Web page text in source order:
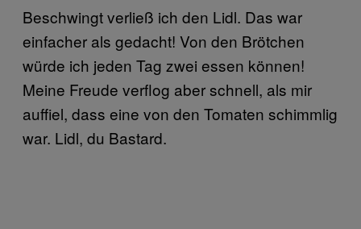
Beschwingt verließ ich den Lidl. Das war
einfacher als gedacht! Von den Brötchen
würde ich jeden Tag zwei essen können!
Meine Freude verflog aber schnell, als mir
auffiel, dass eine von den Tomaten schimmlig
war. Lidl, du Bastard.